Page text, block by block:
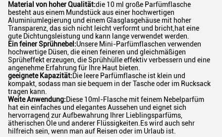
Material von hoher Qualität:die 10 ml große Parfümflasche
besteht aus einem Mundstück aus einer hochwertigen
Aluminiumlegierung und einem Glasglasgehäuse mit hoher
Transparenz, das sich nicht leicht verformt und bricht,hat eine
gute Dichtungsleistung und kann lange verwendet werden.
Ein feiner Sprühnebel:Unsere Mini-Parfümflaschen verwenden
hochwertige Düsen, die einen feineren und gleichmäßigen
Sprüheffekt erzeugen, die Sprühhülle effektiv verbessern und eine
angenehme Erfahrung für Ihre Haut bieten.
geeignete Kapazität:Die leere Parfümflasche ist klein und
kompakt, sodass man sie bequem in der Tasche oder im Rucksack
tragen kann.
Weite Anwendung:Diese 10ml-Flasche mit feinem Nebelparfüm
hat ein einfaches und elegantes Aussehen und eignet sich
hervorragend zur Aufbewahrung Ihrer Lieblingsparfüms,
ätherischen Öle und anderer Flüssigkeiten.Es wird auch sehr
hilfreich sein, wenn man auf Reisen oder im Urlaub ist.